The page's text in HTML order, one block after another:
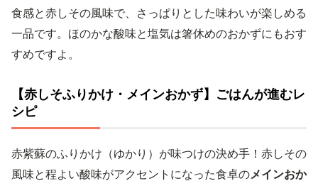
食感と赤しその風味で、さっぱりとした味わいが楽しめる
一品です。ほのかな酸味と塩気は箸休めのおかずにもおす
すめですよ。
【赤しそふりかけ・メインおかず】ごはんが進むレ
シピ
赤紫蘇のふりかけ（ゆかり）が味つけの決め手！赤しその
風味と程よい酸味がアクセントになった食卓のメインおか